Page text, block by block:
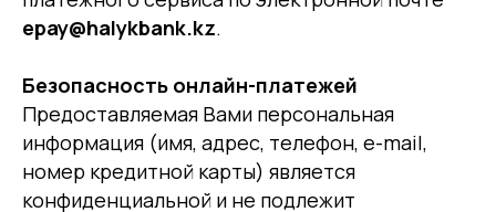
epay@halykbank.kz.
Безопасность онлайн-платежей
Предоставляемая Вами персональная
информация (имя, адрес, телефон, e-mail,
номер кредитной карты) является
конфиденциальной и не подлежит